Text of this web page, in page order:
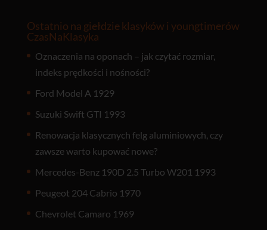
Ostatnio na giełdzie klasyków i youngtimerów
CzasNaKlasyka
Oznaczenia na oponach – jak czytać rozmiar,
indeks prędkości i nośności?
Ford Model A 1929
Suzuki Swift GTI 1993
Renowacja klasycznych felg aluminiowych, czy
zawsze warto kupować nowe?
Mercedes-Benz 190D 2.5 Turbo W201 1993
Peugeot 204 Cabrio 1970
Chevrolet Camaro 1969